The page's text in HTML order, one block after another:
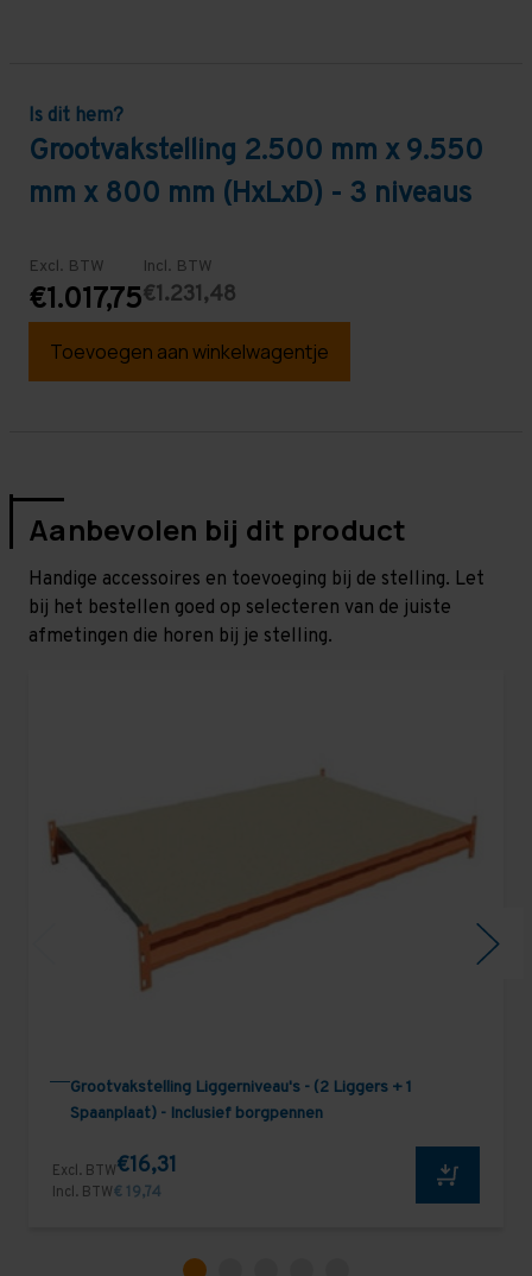
Is dit hem?
Grootvakstelling 2.500 mm x 9.550
mm x 800 mm (HxLxD) - 3 niveaus
Excl. BTW
€1.017,75
Incl. BTW
€1.231,48
Toevoegen aan winkelwagentje
Aanbevolen bij dit product
Handige accessoires en toevoeging bij de stelling. Let
bij het bestellen goed op selecteren van de juiste
afmetingen die horen bij je stelling.
Grootvakstelling Liggerniveau's - (2 Liggers + 1
Spaanplaat) - Inclusief borgpennen
Excl. BTW€16,31
Incl. BTW€ 19,74